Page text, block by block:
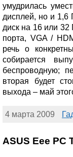
умудрилась
дисплей, но и 1,6
диск на 16 или
порта, VGA /
речь о
собирается
беспроводную;
вторая будет
выхода – май
4 марта 2009
ASUS Eee PC